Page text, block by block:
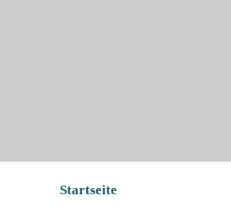
Startseite